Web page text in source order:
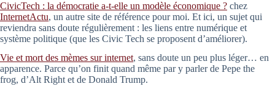
CivicTech : la démocratie a-t-elle un modèle économique ? chez
InternetActu, un autre site de référence pour moi. Et ici, un sujet qui
reviendra sans doute régulièrement : les liens entre numérique et
système politique (que les Civic Tech se proposent d’améliorer).
Vie et mort des mèmes sur internet, sans doute un peu plus léger… en
apparence. Parce qu’on finit quand même par y parler de Pepe the
frog, d’Alt Right et de Donald Trump.